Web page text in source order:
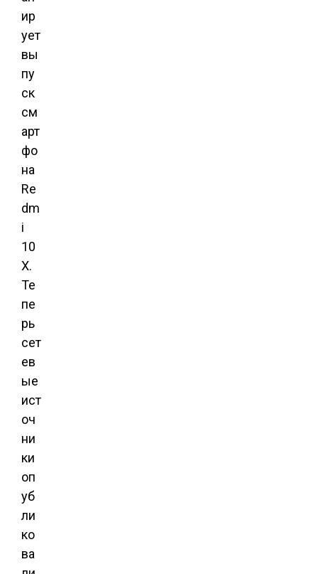
ир
ует
вы
пу
ск
см
арт
фо
на
Re
dm
i
10
X.
Те
пе
рь
сет
ев
ые
ист
оч
ни
ки
оп
уб
ли
ко
ва